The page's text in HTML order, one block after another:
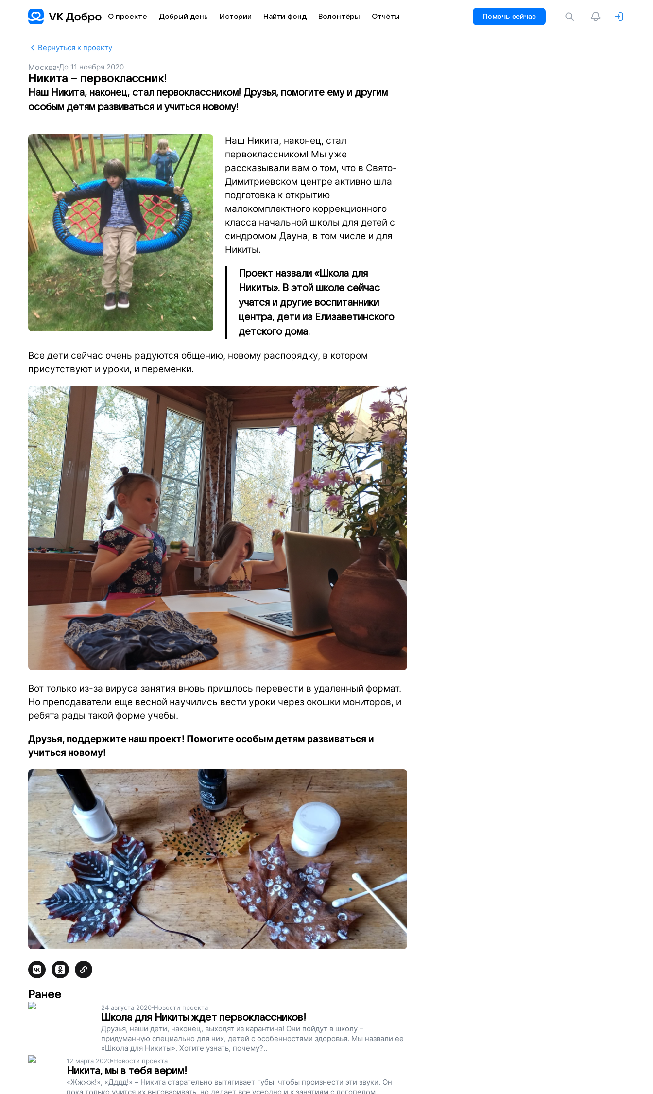
О проекте Добрый день Истории Найти фонд Волонтёры Отчёты Помочь сейчас
Вернуться к проекту
Москва До 11 ноября 2020
Никита – первоклассник!
Наш Никита, наконец, стал первоклассником! Друзья, помогите ему и другим
особым детям развиваться и учиться новому!
Наш Никита, наконец, стал
первоклассником! Мы уже
рассказывали вам о том, что в Свято-
Димитриевском центре активно шла
подготовка к открытию
малокомплектного коррекционного
класса начальной школы для детей с
синдромом Дауна, в том числе и для
Никиты.
Проект назвали «Школа для
Никиты». В этой школе сейчас
учатся и другие воспитанники
центра, дети из Елизаветинского
детского дома.
Все дети сейчас очень радуются общению, новому распорядку, в котором
присутствуют и уроки, и переменки.
Вот только из-за вируса занятия вновь пришлось перевести в удаленный формат.
Но преподаватели еще весной научились вести уроки через окошки мониторов, и
ребята рады такой форме учебы.
Друзья, поддержите наш проект! Помогите особым детям развиваться и
учиться новому!
Ранее
24 августа 2020 Новости проекта
Школа для Никиты ждет первоклассников!
Друзья, наши дети, наконец, выходят из карантина! Они пойдут в школу –
придуманную специально для них, детей с особенностями здоровья. Мы назвали ее
«Школа для Никиты». Хотите узнать, почему?..
12 марта 2020 Новости проекта
Никита, мы в тебя верим!
«Жжжж!», «Дддд!» – Никита старательно вытягивает губы, чтобы произнести эти звуки. Он
пока только учится их выговаривать, но делает все усердно и к занятиям с логопедом